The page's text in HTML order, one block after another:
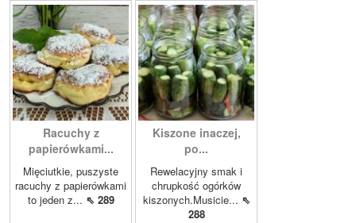
Racuchy z
papierówkami...
Mięciutkie, puszyste
racuchy z papierówkami
to jeden z... ⇖ 289
Kiszone inaczej,
po...
Rewelacyjny smak i
chrupkość ogórków
kiszonych.Musicie... ⇖
288